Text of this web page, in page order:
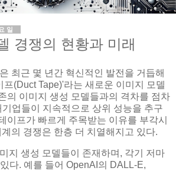
일
경쟁의 현황과 미래
최근 몇 년간 혁신적인 발전을 거듭해
프(Duct Tape)'라는 새로운 이미지 모델
의 이미지 생성 모델들과의 격차를 점차
업들이 지속적으로 상위 성능을 추구
이프가 빠르게 주목받는 이유를 부각시
의 경쟁은 한층 더 치열해지고 있다.
지 생성 모델들이 존재하며, 각기 저마
다. 예를 들어 OpenAI의 DALL-E,